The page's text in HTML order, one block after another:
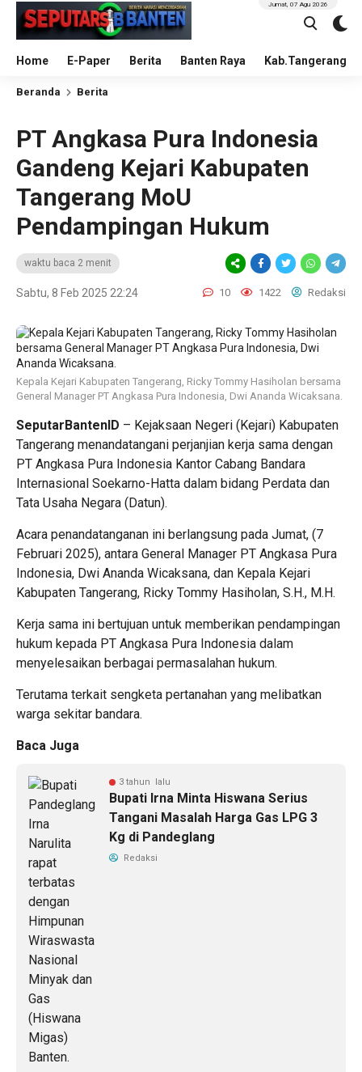
Home E-Paper Berita Banten Raya Kab.Tangerang
Jumat, 07 Agu 2026
Beranda Berita
PT Angkasa Pura Indonesia
Gandeng Kejari Kabupaten
Tangerang MoU
Pendampingan Hukum
waktu baca 2 menit
Sabtu, 8 Feb 2025 22:24 10 1422 Redaksi
Kepala Kejari Kabupaten Tangerang, Ricky Tommy Hasiholan bersama
General Manager PT Angkasa Pura Indonesia, Dwi Ananda Wicaksana.
SeputarBantenID – Kejaksaan Negeri (Kejari) Kabupaten
Tangerang menandatangani perjanjian kerja sama dengan
PT Angkasa Pura Indonesia Kantor Cabang Bandara
Internasional Soekarno-Hatta dalam bidang Perdata dan
Tata Usaha Negara (Datun).
Acara penandatanganan ini berlangsung pada Jumat, (7
Februari 2025), antara General Manager PT Angkasa Pura
Indonesia, Dwi Ananda Wicaksana, dan Kepala Kejari
Kabupaten Tangerang, Ricky Tommy Hasiholan, S.H., M.H.
Kerja sama ini bertujuan untuk memberikan pendampingan
hukum kepada PT Angkasa Pura Indonesia dalam
menyelesaikan berbagai permasalahan hukum.
Terutama terkait sengketa pertanahan yang melibatkan
warga sekitar bandara.
Baca Juga
3 tahun lalu
Bupati Irna Minta Hiswana Serius
Tangani Masalah Harga Gas LPG 3
Kg di Pandeglang
Redaksi